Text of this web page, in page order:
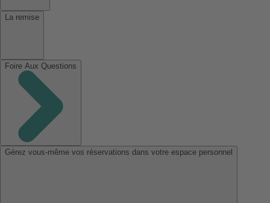
La remise
Foire Aux Questions
Gérez vous-même vos réservations dans votre espace personnel